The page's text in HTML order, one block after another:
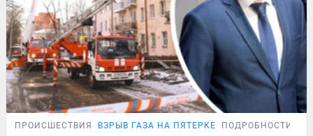
ПРОИСШЕСТВИЯ ВЗРЫВ ГАЗА НА ПЯТЕРКЕ ПОДРОБНОСТИ